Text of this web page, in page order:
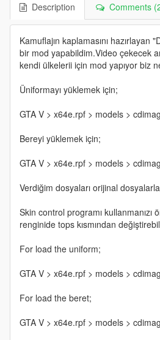
Description Comments
Kamuflajın kaplamasını
bir mod yapabildim.Video çekecek
kendi ülkelerii için mod yapıyor biz
Üniformayı yüklemek için;
GTA V > x64e.rpf > models >
Bereyi yüklemek için;
GTA V > x64e.rpf > models >
Verdiğim dosyaları orijinal
Skin control programı kullanmanızı
renginide tops kısmından
For load the uniform;
GTA V > x64e.rpf > models >
For load the beret;
GTA V > x64e.rpf > models >